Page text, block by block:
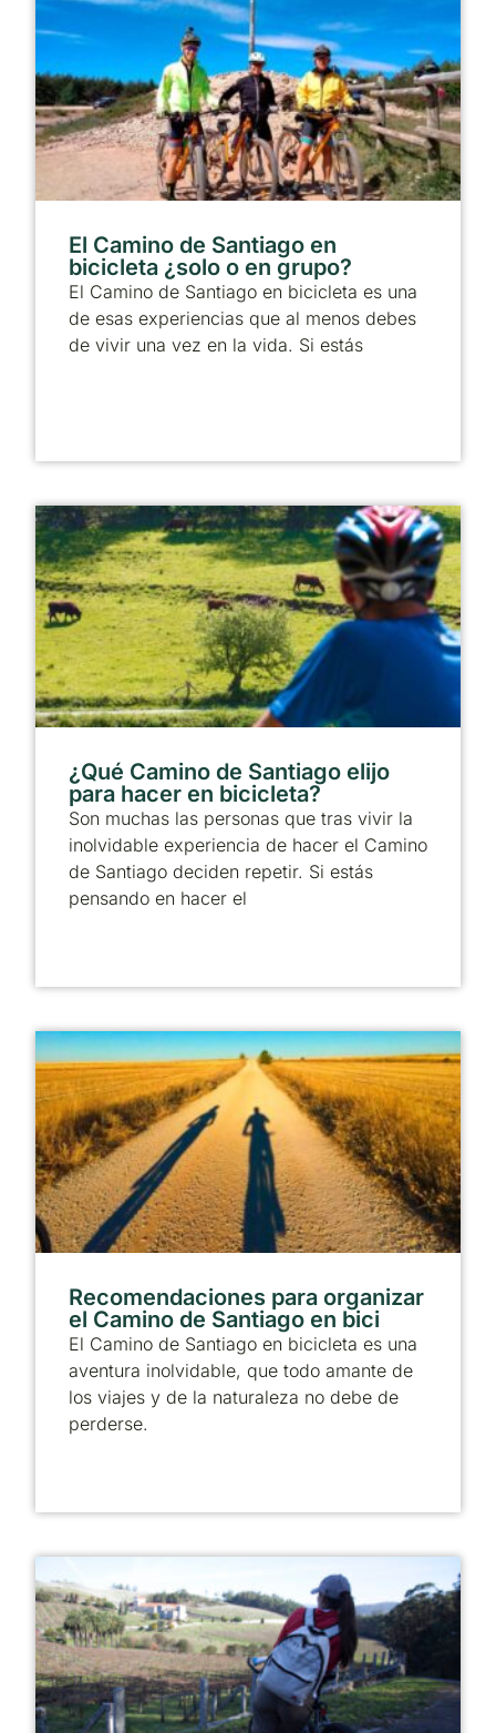
El Camino de Santiago en
bicicleta ¿solo o en grupo?
El Camino de Santiago en bicicleta es una
de esas experiencias que al menos debes
de vivir una vez en la vida. Si estás
¿Qué Camino de Santiago elijo
para hacer en bicicleta?
Son muchas las personas que tras vivir la
inolvidable experiencia de hacer el Camino
de Santiago deciden repetir. Si estás
pensando en hacer el
Recomendaciones para organizar
el Camino de Santiago en bici
El Camino de Santiago en bicicleta es una
aventura inolvidable, que todo amante de
los viajes y de la naturaleza no debe de
perderse.